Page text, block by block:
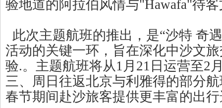
验地道的阿拉伯风情与"Hawafa"待
此次主题航班的推出，是“沙特 奇
活动的关键一环，旨在深化中沙文
验.。主题航班将从1月21日运营至2
三、周日往返北京与利雅得的部分
春节期间赴沙旅客提供更丰富的出